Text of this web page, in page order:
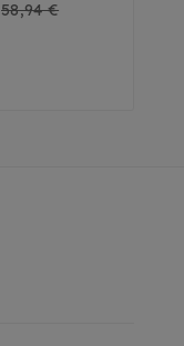
58,94 €